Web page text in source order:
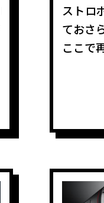
ストロ
ておさ
ここで